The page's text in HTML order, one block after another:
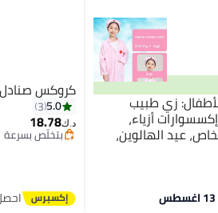
زي طبيب
أزياء،
عيد الهالوين،
كروكس صنادل
5.0
3
د.ك‏18.78
بتخلّص بسرعة
بتخلّص بسرعة